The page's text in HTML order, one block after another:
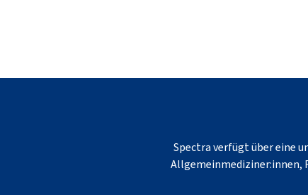
Spectra verfügt über eine
Allgemeinmediziner:innen,